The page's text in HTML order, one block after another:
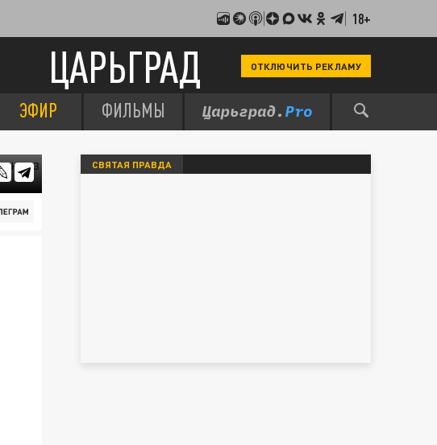
18+
ЦАРЬГРАД ОТКЛЮЧИТЬ РЕКЛАМУ
ЭФИР ФИЛЬМЫ
СВЯТАЯ ПРАВДА